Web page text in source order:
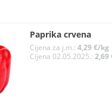
Paprika crvena
Cijena za j.m.:4,29 €/kg
Cijena 02.05.2025.:2,69